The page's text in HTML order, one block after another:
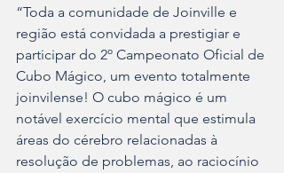
“Toda a comunidade de Joinville e
região está convidada a prestigiar e
participar do 2º Campeonato Oficial de
Cubo Mágico, um evento totalmente
joinvilense! O cubo mágico é um
notável exercício mental que estimula
áreas do cérebro relacionadas à
resolução de problemas, ao raciocínio